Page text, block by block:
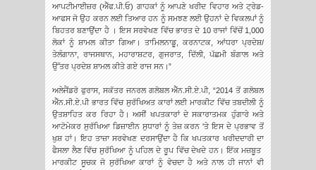
ਆਪਟੀਮਾਈਜ਼ਰ (ਐੱਫ.ਪੀ.ਓ) ਗਾਹਕਾਂ ਨੂੰ ਆਪਣੇ ਖਰੀਦ ਵਿਹਾਰ ਅਤੇ ਟ੍ਰੇਡ-
ਆਫਸ ਜੋ ਉਹ ਕਰਨ ਲਈ ਤਿਆਰ ਹਨ ਨੂੰ ਸਮਝਣ ਲਈ ਉਹਨਾਂ ਦੇ ਵਿਕਲਪਾਂ ਨੂੰ
ਬਿਹਤਰ ਬਣਾਉਂਦਾ ਹੈ । ਇਸ ਸਰਵੇਖਣ ਵਿੱਚ ਭਾਰਤ ਦੇ 10 ਰਾਜਾਂ ਵਿੱਚੋਂ 1,000
ਲੋਕਾਂ ਨੂੰ ਸ਼ਾਮਲ ਕੀਤਾ ਗਿਆ। ਤਾਮਿਲਨਾਡੂ, ਕਰਨਾਟਕ, ਆਂਧਰਾ ਪ੍ਰਦੇਸ਼/
ਤੇਲੰਗਾਨਾ, ਰਾਜਸਥਾਨ, ਮਹਾਰਾਸ਼ਟਰ, ਗੁਜਰਾਤ, ਦਿੱਲੀ, ਪੱਛਮੀ ਬੰਗਾਲ ਅਤੇ
ਉੱਤਰ ਪ੍ਰਦੇਸ਼ ਸ਼ਾਮਲ ਕੀਤੇ ਗਏ ਰਾਜ ਸਨ।”
ਅਲੇਜੈਂਡਰੋ ਫੁਰਾਸ, ਸਕੱਤਰ ਜਨਰਲ ਗਲੋਬਲ ਐੱਨ.ਸੀ.ਏ.ਪੀ, “2014 ਤੋਂ ਗਲੋਬਲ
ਐੱਨ.ਸੀ.ਏ.ਪੀ ਭਾਰਤ ਵਿੱਚ ਸੁਰੱਖਿਅਤ ਕਾਰਾਂ ਲਈ ਮਾਰਕੀਟ ਵਿੱਚ ਤਬਦੀਲੀ ਨੂੰ
ਉਤਸ਼ਾਹਿਤ ਕਰ ਰਿਹਾ ਹੈ। ਅਸੀਂ ਖਪਤਕਾਰਾਂ ਦੇ ਸਕਾਰਾਤਮਕ ਹੁੰਗਾਰੇ ਅਤੇ
ਆਟੋਮੇਕਰ ਸੁਰੱਖਿਆ ਡਿਜ਼ਾਈਨ ਸੁਧਾਰਾਂ ਨੂੰ ਤੇਜ਼ ਕਰਨ 'ਤੇ ਇਸ ਦੇ ਪ੍ਰਭਾਵ ਤੋਂ
ਖੁਸ਼ ਹਾਂ। ਇਹ ਤਾਜ਼ਾ ਸਰਵੇਖਣ ਦਰਸਾਉਂਦਾ ਹੈ ਕਿ ਖਪਤਕਾਰ ਖਰੀਦਦਾਰੀ ਦਾ
ਫੈਸਲਾ ਲੈਣ ਵਿੱਚ ਸੁਰੱਖਿਆ ਨੂੰ ਪਹਿਲ ਦੇ ਰੂਪ ਵਿੱਚ ਦੇਖਦੇ ਹਨ। ਇੱਕ ਮਜ਼ਬੂਤ ​​
ਮਾਰਕੀਟ ਸੂਚਕ ਜੋ ਸੁਰੱਖਿਆ ਕਾਰਾਂ ਨੂੰ ਵੇਚਦਾ ਹੈ ਅਤੇ ਨਾਲ ਹੀ ਜਾਨਾਂ ਵੀ